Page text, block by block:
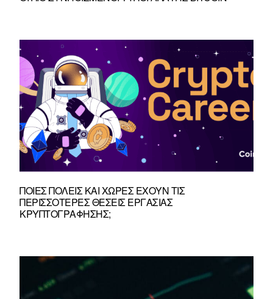
ΠΟΙΕΣ ΠΌΛΕΙΣ ΚΑΙ ΧΏΡΕΣ ΈΧΟΥΝ ΤΙΣ
ΠΕΡΙΣΣΌΤΕΡΕΣ ΘΈΣΕΙΣ ΕΡΓΑΣΊΑΣ
ΚΡΥΠΤΟΓΡΆΦΗΣΗΣ;